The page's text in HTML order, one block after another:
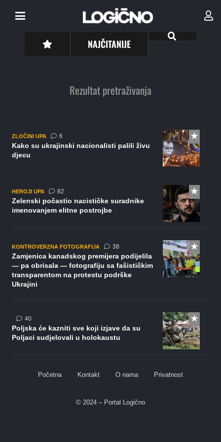
NAJČITANIJE
Rezultat pretraživanja
ZLOČINI UPA 6komentara
Kako su ukrajinski nacionalisti palili živu
djecu
HEROJI UPA 82komentara
Zelenski počastio nacističke suradnike
imenovanjem elitne postrojbe
KONTROVERZNA FOTOGRAFIJA 38komentara
Zamjenica kanadskog premijera podijelila
— pa obrisala — fotografiju sa fašističkim
transparentom na protestu podrške
Ukrajini
40komentara
Poljska će kazniti sve koji izjave da su
Poljaci sudjelovali u holokaustu
Početna Kontakt O nama Privatnost
© 2024 – Portal Logično